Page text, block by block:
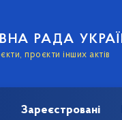
РАДА
проєкти інших актів
Зареєстровані